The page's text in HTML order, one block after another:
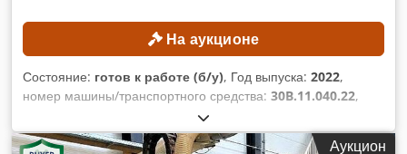
На аукционе
Состояние: готов к работе (б/у), Год выпуска: 2022,
номер машины/транспортного средства: 30B.11.040.22,
полностью работоспособен
ТЕХНИЧЕСКИЕ ХАРАКТЕРИСТИКИ Рабочая область по оси
Аукцион